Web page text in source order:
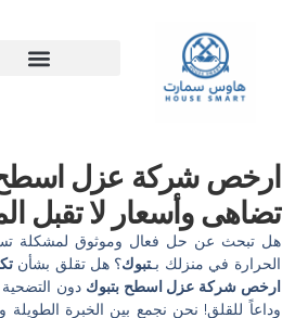
ارخص شركة عزل اسطح
تضاهى وأسعار لا تقبل
هل تبحث عن حل فعال وموثوق لمشكلة
الحرارة في منزلك بـتبوك؟ هل تقلق بشأن
ارخص شركة عزل اسطح بتبوك دون
وداعاً للقلق! نحن نجمع بين الخبرة الطويلة